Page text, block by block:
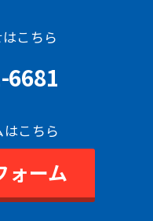
こちら
6681
こちら
ォーム